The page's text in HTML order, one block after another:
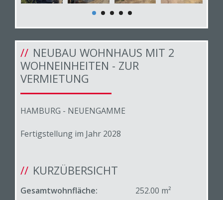
NEUBAU WOHNHAUS MIT 2
WOHNEINHEITEN - ZUR
VERMIETUNG
HAMBURG - NEUENGAMME
Fertigstellung im Jahr 2028
KURZÜBERSICHT
Gesamtwohnfläche:
252.00 m²